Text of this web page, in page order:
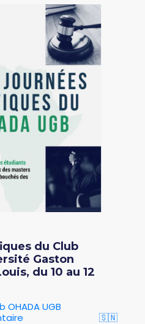
du Club
Gaston
du 10 au 12
OHADA UGB
🇸🇳